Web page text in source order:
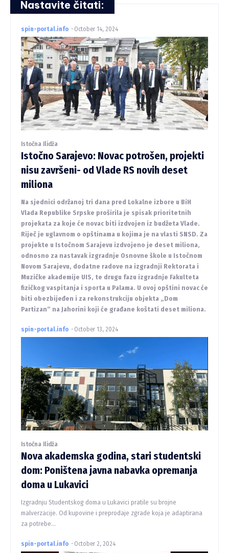
Nastavite čitati:
spin-portal.info - October 14, 2024
Istočna Ilidža
Istočno Sarajevo: Novac potrošen, projekti
nisu završeni- od Vlade RS novih deset
miliona
Na sjednici održanoj tri dana pred Lokalne izbore u BiH
Vlada Republike Srpske proširila je spisak prioritetnih
projekata za koje će novac biti izdvojen iz budžeta Vlade.
Riječ je uglavnom o opštinama u kojima je na vlasti SNSD. Za
projekte u Istočnom Sarajevu izdvojeno je deset miliona,
odnosno za nastavak izgradnje Osnovne škole u Istočnom
Novom Sarajevu, dodatne radove na izgradnji Rektorata i
Muzičke akademije UIS, te drugu fazu izgradnje Fakulteta
fizičkog vaspitanja i sporta u Palama. U ovoj opštini novac će
biti obezbijeđen i za rekonstrukciju objekta „Dom
Partizan“ na Jahorini koji će građane koštati deset miliona.
spin-portal.info - October 13, 2024
Istočna Ilidža
Nova akademska godina, stari studentski
dom: Poništena javna nabavka opremanja
doma u Lukavici
Izgradnju Studentskog doma u Lukavici pratile su brojne
malverzacije. Od kupovine i preprodaje zgrade koja je adaptirana
za potrebe...
spin-portal.info - October 2, 2024